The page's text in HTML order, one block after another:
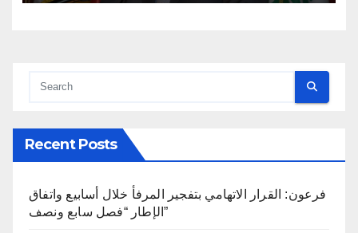
Recent Posts
فرعون: القرار الاتهامي بتفجير المرفأ خلال أسابيع واتفاق
الإطار “فصل سابع ونصف”